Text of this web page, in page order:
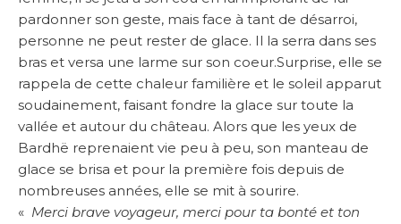
pardonner son geste, mais face à tant de désarroi,
personne ne peut rester de glace. Il la serra dans ses
bras et versa une larme sur son coeur.Surprise, elle se
rappela de cette chaleur familière et le soleil apparut
soudainement, faisant fondre la glace sur toute la
vallée et autour du château. Alors que les yeux de
Bardhë reprenaient vie peu à peu, son manteau de
glace se brisa et pour la première fois depuis de
nombreuses années, elle se mit à sourire.
« Merci brave voyageur, merci pour ta bonté et ton